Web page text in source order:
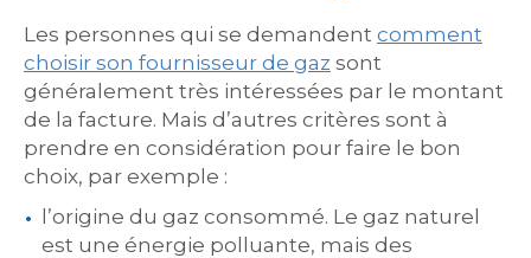
Les personnes qui se demandent comment
choisir son fournisseur de gaz sont
généralement très intéressées par le montant
de la facture. Mais d’autres critères sont à
prendre en considération pour faire le bon
choix, par exemple :
l’origine du gaz consommé. Le gaz naturel
est une énergie polluante, mais des